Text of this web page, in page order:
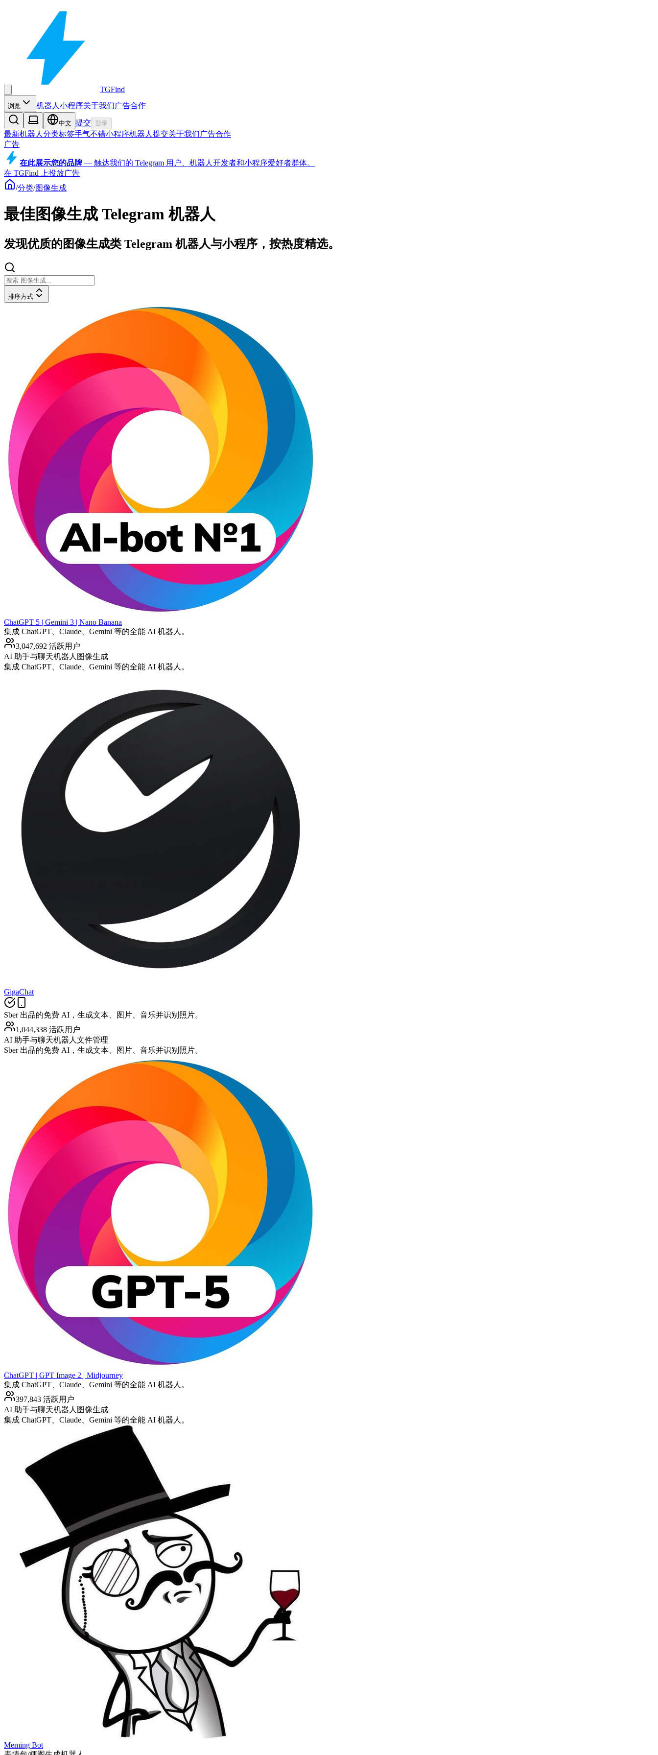
TGFind
浏览 机器人 小程序关于我们广告合作
中文 提交 登录
最新机器人 分类标签手气不错小程序机器人 提交关于我们广告合作
广告
在此展示您的品牌 — 触达我们的 Telegram 用户、机器人开发者和小程序爱好者群体。
在 TGFind 上投放广告
/分类/图像生成
最佳图像生成 Telegram 机器人
发现优质的图像生成类 Telegram 机器人与小程序，按热度精选。
排序方式
ChatGPT 5 | Gemini 3 | Nano Banana
集成 ChatGPT、Claude、Gemini 等的全能 AI 机器人。
3,047,692 活跃用户
AI 助手与聊天机器人 图像生成
集成 ChatGPT、Claude、Gemini 等的全能 AI 机器人。
GigaChat
Sber 出品的免费 AI，生成文本、图片、音乐并识别照片。
1,044,338 活跃用户
AI 助手与聊天机器人 文件管理
Sber 出品的免费 AI，生成文本、图片、音乐并识别照片。
ChatGPT | GPT Image 2 | Midjourney
集成 ChatGPT、Claude、Gemini 等的全能 AI 机器人。
397,843 活跃用户
AI 助手与聊天机器人 图像生成
集成 ChatGPT、Claude、Gemini 等的全能 AI 机器人。
Meming Bot